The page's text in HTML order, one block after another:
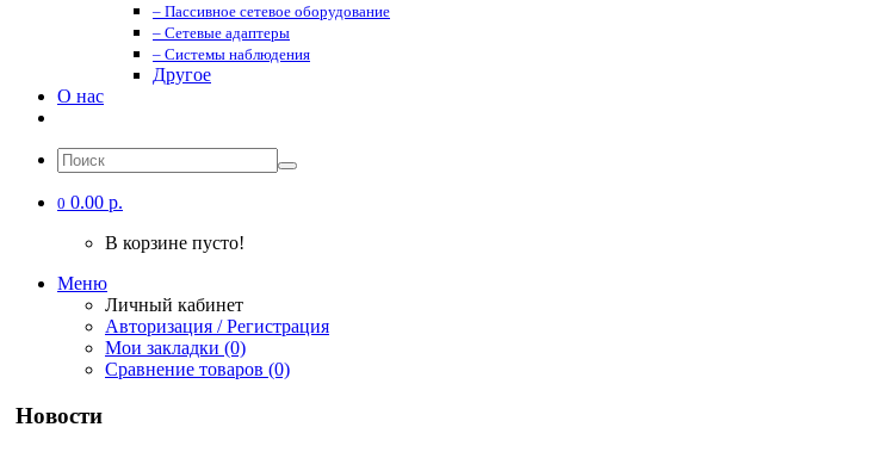
– Пассивное сетевое оборудование
– Сетевые адаптеры
– Системы наблюдения
Другое
О нас
0 0.00 р.
В корзине пусто!
Меню
Личный кабинет
Авторизация / Регистрация
Мои закладки (0)
Сравнение товаров (0)
Новости